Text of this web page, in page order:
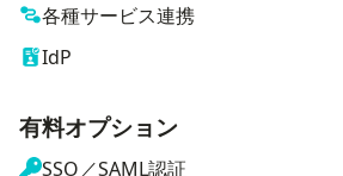
各種サービス連携
IdP
有料オプション
SSO／SAML認証